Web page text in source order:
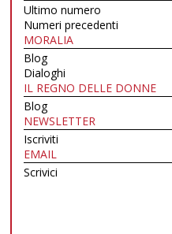
Ultimo numero
Numeri precedenti
MORALIA
Blog
Dialoghi
IL REGNO DELLE DONNE
Blog
NEWSLETTER
Iscriviti
EMAIL
Scrivici